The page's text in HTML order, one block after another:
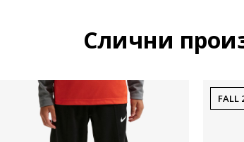
Слични
FALL